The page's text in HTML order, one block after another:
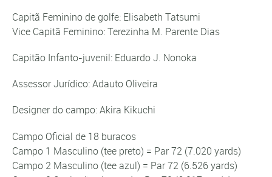
Capitã Feminino de golfe: Elisabeth Tatsumi
Vice Capitã Feminino: Terezinha M. Parente Dias
Capitão Infanto-juvenil: Eduardo J. Nonoka
Assessor Jurídico: Adauto Oliveira
Designer do campo: Akira Kikuchi
Campo Oficial de 18 buracos
Campo 1 Masculino (tee preto) = Par 72 (7.020 yards)
Campo 2 Masculino (tee azul) = Par 72 (6.526 yards)